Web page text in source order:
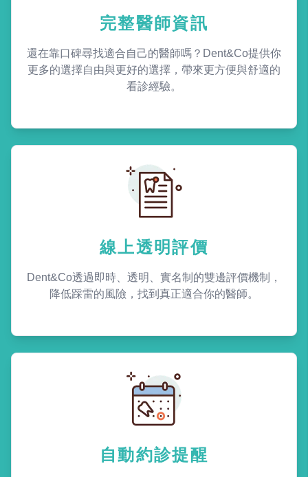
完整醫師資訊
還在靠口碑尋找適合自己的醫師嗎？Dent&Co提供你
更多的選擇自由與更好的選擇，帶來更方便與舒適的
看診經驗。
線上透明評價
Dent&Co透過即時、透明、實名制的雙邊評價機制，
降低踩雷的風險，找到真正適合你的醫師。
自動約診提醒